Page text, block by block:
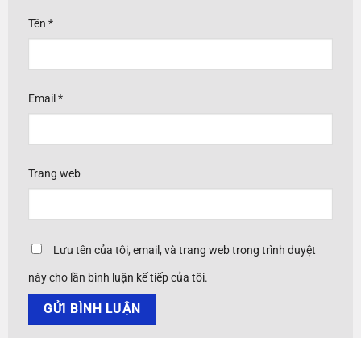
Tên *
Email *
Trang web
Lưu tên của tôi, email, và trang web trong trình duyệt
này cho lần bình luận kế tiếp của tôi.